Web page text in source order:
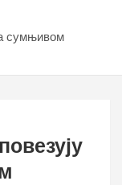
сумњивом